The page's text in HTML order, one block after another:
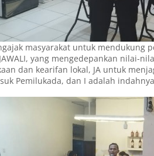
masyarakat untuk mendukung
yang mengedepankan nilai-
dan kearifan lokal, JA untuk
Pemilukada, dan I adalah